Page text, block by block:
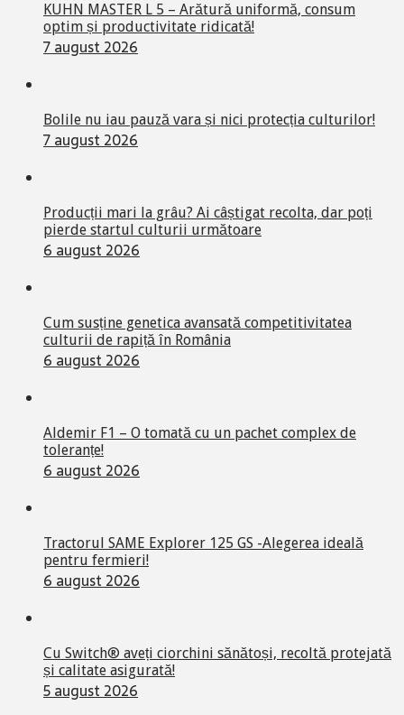
KUHN MASTER L 5 – Arătură uniformă, consum
optim și productivitate ridicată!
7 august 2026
Bolile nu iau pauză vara și nici protecția culturilor!
7 august 2026
Producții mari la grâu? Ai câștigat recolta, dar poți
pierde startul culturii următoare
6 august 2026
Cum susține genetica avansată competitivitatea
culturii de rapiță în România
6 august 2026
Aldemir F1 – O tomată cu un pachet complex de
toleranțe!
6 august 2026
Tractorul SAME Explorer 125 GS -Alegerea ideală
pentru fermieri!
6 august 2026
Cu Switch® aveți ciorchini sănătoși, recoltă protejată
și calitate asigurată!
5 august 2026